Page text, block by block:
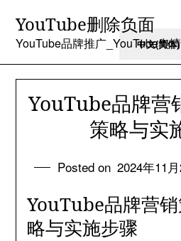
content
YouTube删除负面
YouTube品牌推广_YouTube舆
YouTube品牌营
策略与实
Posted on 2024年11
YouTube品牌营
略与实施步骤